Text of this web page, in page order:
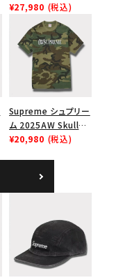
Pigment Coated
2-Tone S Logo 6-
Panel Cap ピグメン
トコーテッド 2トーン
エスロゴ 6パネルキャ
ップ ブラック
¥27,980 (税込)
Supreme シュプリー
ム 2025AW Skull
Tee スカル Tシャ
¥20,980 (税込)